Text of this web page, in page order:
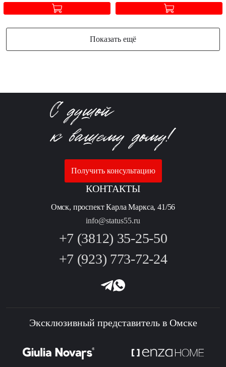
Показать ещё
Получить консультацию
КОНТАКТЫ
Омск, проспект Карла Маркса, 41/56
info@status55.ru
+7 (3812) 35-25-50
+7 (923) 773-72-24
Эксклюзивный представитель в Омске